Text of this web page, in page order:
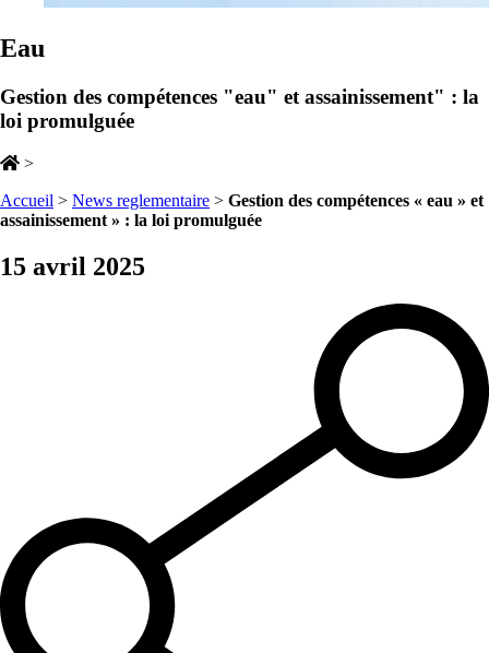
Eau
Gestion des compétences "eau" et assainissement" : la
loi promulguée
>
Accueil > News reglementaire > Gestion des compétences « eau » et
assainissement » : la loi promulguée
15 avril 2025